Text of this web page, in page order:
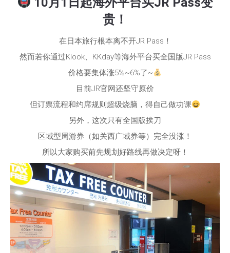
贵！
在日本旅行根本离不开JR Pass！
然而若你通过Klook、KKday等海外平台买全国版JR Pass
价格要集体涨5%~6%了~
目前JR官网还坚守原价
但订票流程和约席规则超级烧脑，得自己做功课
另外，这次只有全国版挨刀
区域型周游券（如关西广域券等）完全没涨！
所以大家购买前先规划好路线再做决定呀！